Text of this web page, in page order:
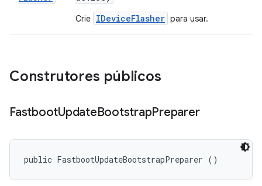
Crie IDeviceFlasher para usar.
Construtores públicos
FastbootUpdateBootstrapPreparer
public FastbootUpdateBootstrapPreparer ()